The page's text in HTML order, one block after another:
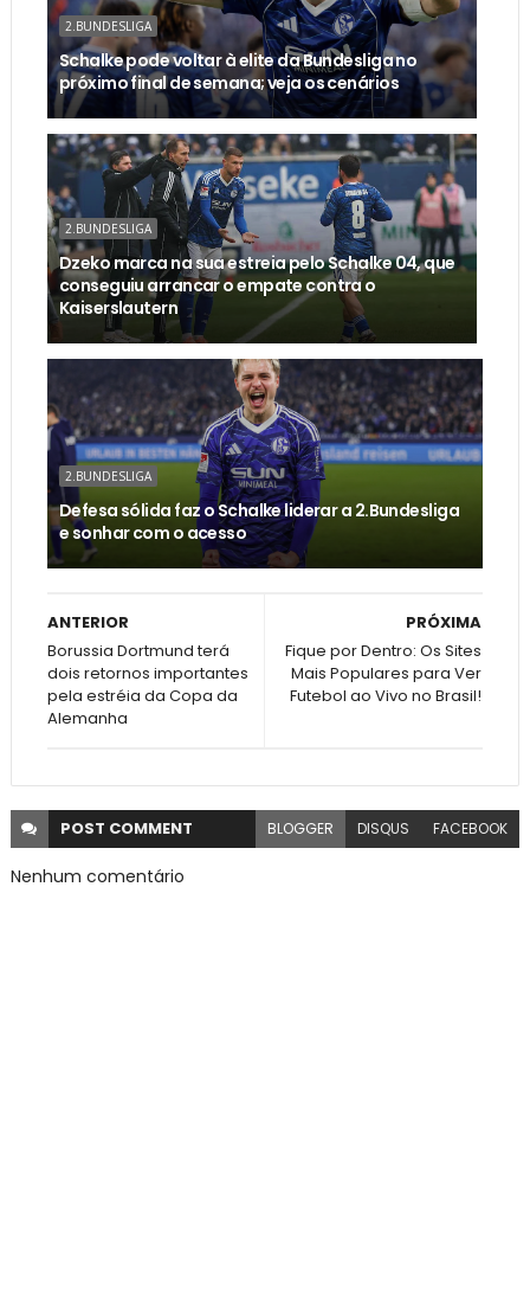
2.BUNDESLIGA
Schalke pode voltar à elite da Bundesliga no
próximo final de semana; veja os cenários
2.BUNDESLIGA
Dzeko marca na sua estreia pelo Schalke 04, que
conseguiu arrancar o empate contra o
Kaiserslautern
2.BUNDESLIGA
Defesa sólida faz o Schalke liderar a 2.Bundesliga
e sonhar com o acesso
PRÓXIMA
Fique por Dentro: Os Sites
Mais Populares para Ver
Futebol ao Vivo no Brasil!
ANTERIOR
Borussia Dortmund terá
dois retornos importantes
pela estréia da Copa da
Alemanha
POST COMMENT BLOGGER DISQUS FACEBOOK
Nenhum comentário